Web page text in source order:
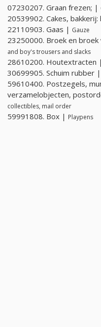
07230207. Graan frezen; |
20539902. Cakes,
22110903. Gaas | Gauze
23250000. Broek en
and boy's trousers and slacks
28610200. Houtextracten |
30699905. Schuim rubber |
59610400. Postzegels,
verzamelobjecten,
collectibles, mail order
59991808. Box | Playpens